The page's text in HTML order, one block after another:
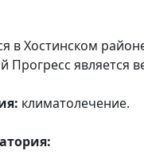
в Хостинском
Прогресс
климатолечение.